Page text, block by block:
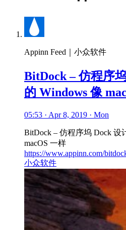
Appinn Feed｜小众软件
BitDock – 仿程序
的 Windows 像
05:53 · Apr 8, 2019 · Mon
BitDock – 仿程序坞 Dock 设
macOS 一样
https://www.appinn.com/
小众软件